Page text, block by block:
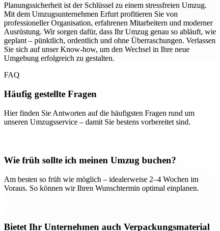
Planungssicherheit ist der Schlüssel zu einem stressfreien Umzug.
Mit dem Umzugsunternehmen Erfurt profitieren Sie von
professioneller Organisation, erfahrenen Mitarbeitern und moderner
Ausrüstung. Wir sorgen dafür, dass Ihr Umzug genau so abläuft, wie
geplant – pünktlich, ordentlich und ohne Überraschungen. Verlassen
Sie sich auf unser Know-how, um den Wechsel in Ihre neue
Umgebung erfolgreich zu gestalten.
FAQ
Häufig gestellte Fragen
Hier finden Sie Antworten auf die häufigsten Fragen rund um
unseren Umzugsservice – damit Sie bestens vorbereitet sind.
Wie früh sollte ich meinen Umzug buchen?
Am besten so früh wie möglich – idealerweise 2–4 Wochen im
Voraus. So können wir Ihren Wunschtermin optimal einplanen.
Bietet Ihr Unternehmen auch Verpackungsmaterial